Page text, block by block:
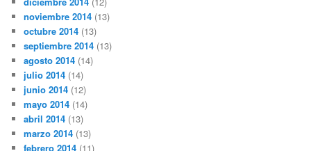
noviembre 2014 (13)
octubre 2014 (13)
septiembre 2014 (13)
agosto 2014 (14)
julio 2014 (14)
junio 2014 (12)
mayo 2014 (14)
abril 2014 (13)
marzo 2014 (13)
febrero 2014 (11)